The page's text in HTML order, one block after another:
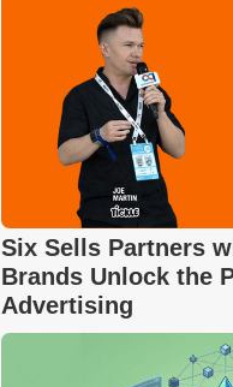
Six Sells Partners
Brands Unlock the
Advertising